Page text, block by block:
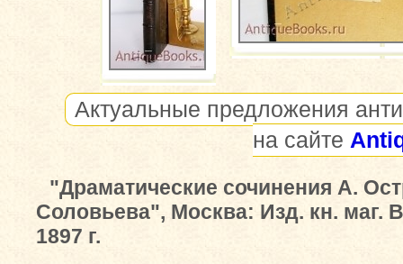
Актуальные предложения
на сайте
"Драматические сочинения А.
Соловьева", Москва: Изд. кн. маг.
1897 г.